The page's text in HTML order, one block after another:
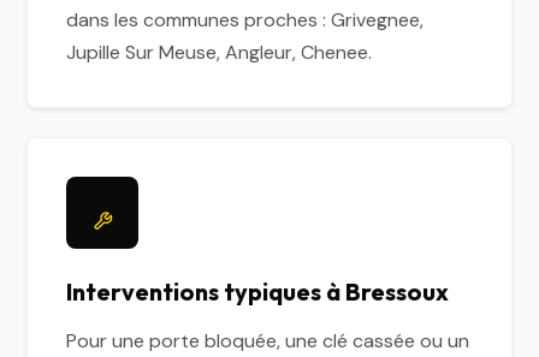
dans les communes proches : Grivegnee,
Jupille Sur Meuse, Angleur, Chenee.
Interventions typiques à Bressoux
Pour une porte bloquée, une clé cassée ou un